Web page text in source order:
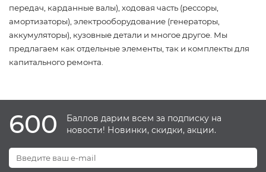
передач, карданные валы), ходовая часть (рессоры,
амортизаторы), электрооборудование (генераторы,
аккумуляторы), кузовные детали и многое другое. Мы
предлагаем как отдельные элементы, так и комплекты для
капитального ремонта.
600
Баллов дарим всем за подписку на
новости! Новинки, скидки, акции.